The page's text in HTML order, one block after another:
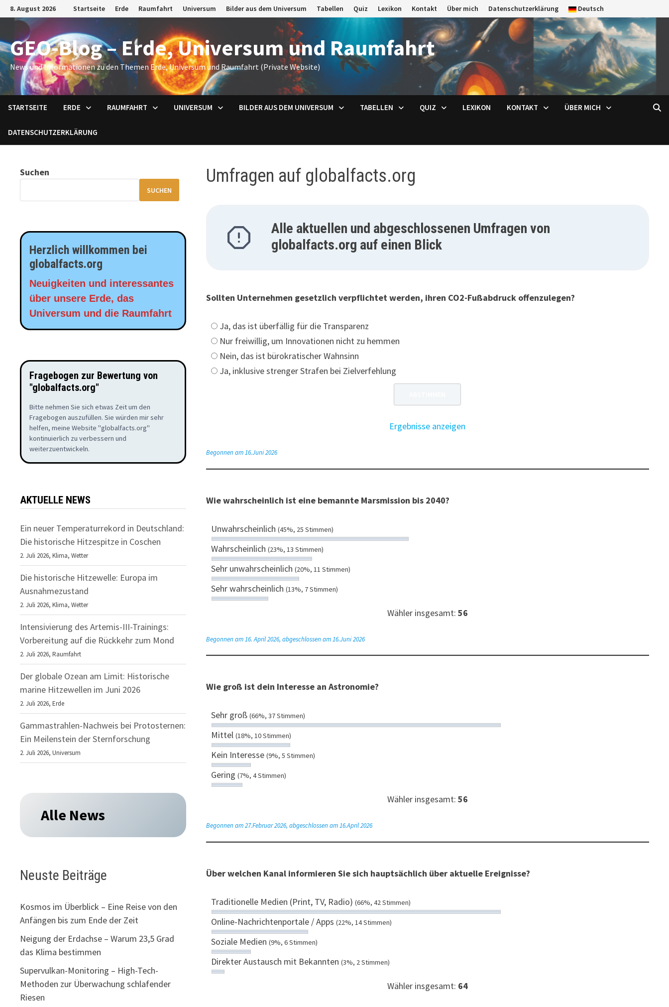
Zum
Inhalt
springen
8. August 2026 Startseite Erde Raumfahrt Universum Bilder aus dem Universum Tabellen Quiz Lexikon Kontakt Über mich Datenschutzerklärung Deutsch
GEO-Blog – Erde, Universum und Raumfahrt
News und Informationen zu den Themen Erde, Universum und Raumfahrt (Private Website)
STARTSEITE ERDE RAUMFAHRT UNIVERSUM BILDER AUS DEM UNIVERSUM TABELLEN QUIZ LEXIKON KONTAKT ÜBER MICH
DATENSCHUTZERKLÄRUNG
Umfragen auf globalfacts.org
Alle aktuellen und abgeschlossenen Umfragen von
globalfacts.org auf einen Blick
Sollten Unternehmen gesetzlich verpflichtet werden, ihren CO2-Fußabdruck offenzulegen?
Ja, das ist überfällig für die Transparenz
Nur freiwillig, um Innovationen nicht zu hemmen
Nein, das ist bürokratischer Wahnsinn
Ja, inklusive strenger Strafen bei Zielverfehlung
Ergebnisse anzeigen
Begonnen am 16.Juni 2026
Wie wahrscheinlich ist eine bemannte Marsmission bis 2040?
Unwahrscheinlich(45%, 25 Stimmen)
Wahrscheinlich(23%, 13 Stimmen)
Sehr unwahrscheinlich(20%, 11 Stimmen)
Sehr wahrscheinlich(13%, 7 Stimmen)
Wähler insgesamt: 56
Begonnen am 16. April 2026, abgeschlossen am 16.Juni 2026
Wie groß ist dein Interesse an Astronomie?
Sehr groß(66%, 37 Stimmen)
Mittel(18%, 10 Stimmen)
Kein Interesse(9%, 5 Stimmen)
Gering(7%, 4 Stimmen)
Wähler insgesamt: 56
Begonnen am 27.Februar 2026, abgeschlossen am 16.April 2026
Über welchen Kanal informieren Sie sich hauptsächlich über aktuelle Ereignisse?
Traditionelle Medien (Print, TV, Radio)(66%, 42 Stimmen)
Online-Nachrichtenportale / Apps(22%, 14 Stimmen)
Soziale Medien(9%, 6 Stimmen)
Direkter Austausch mit Bekannten(3%, 2 Stimmen)
Wähler insgesamt: 64
Suchen
SUCHEN
Herzlich willkommen bei
globalfacts.org
Neuigkeiten und interessantes
über unsere Erde, das
Universum und die Raumfahrt
Fragebogen zur Bewertung von
"globalfacts.org"
Bitte nehmen Sie sich etwas Zeit um den
Fragebogen auszufüllen. Sie würden mir sehr
helfen, meine Website "globalfacts.org"
kontinuierlich zu verbessern und
weiterzuentwickeln.
AKTUELLE NEWS
Ein neuer Temperaturrekord in Deutschland:
Die historische Hitzespitze in Coschen
2. Juli 2026,Klima,Wetter
Die historische Hitzewelle: Europa im
Ausnahmezustand
2. Juli 2026,Klima,Wetter
Intensivierung des Artemis-III-Trainings:
Vorbereitung auf die Rückkehr zum Mond
2. Juli 2026,Raumfahrt
Der globale Ozean am Limit: Historische
marine Hitzewellen im Juni 2026
2. Juli 2026,Erde
Gammastrahlen-Nachweis bei Protosternen:
Ein Meilenstein der Sternforschung
2. Juli 2026,Universum
Alle News
Neuste Beiträge
Kosmos im Überblick – Eine Reise von den
Anfängen bis zum Ende der Zeit
Neigung der Erdachse – Warum 23,5 Grad
das Klima bestimmen
Supervulkan-Monitoring – High-Tech-
Methoden zur Überwachung schlafender
Riesen